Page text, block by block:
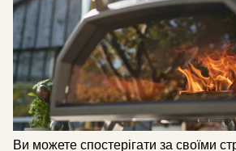
Ви можете спостерігати за своїми